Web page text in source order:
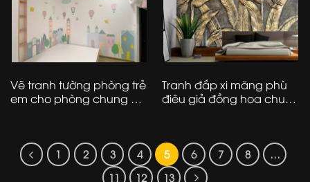
Vẽ tranh tường phòng trẻ
em cho phòng chung cư
Tranh đắp xi măng phù
điêu giả đồng hoa chuối
1 2 3 4 5 6 7 8
…
11
12 13